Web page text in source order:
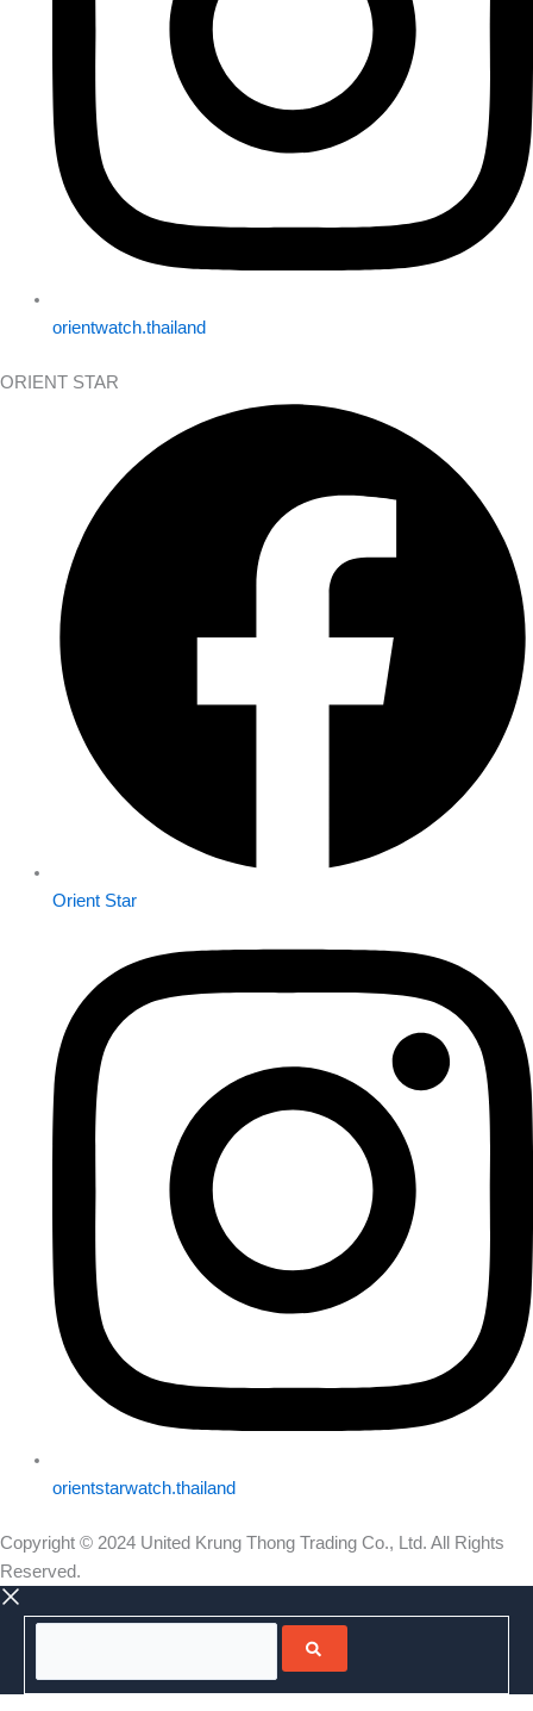
orientwatch.thailand
ORIENT STAR
Orient Star
orientstarwatch.thailand
Copyright © 2024 United Krung Thong Trading Co., Ltd. All Rights
Reserved.